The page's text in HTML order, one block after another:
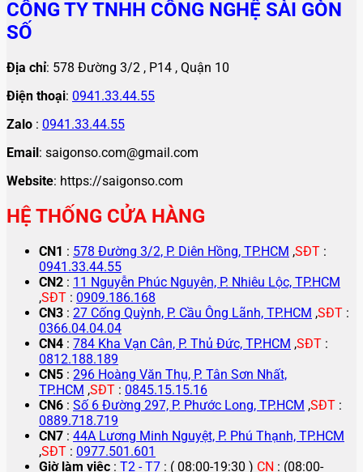
CÔNG TY TNHH CÔNG NGHỆ SÀI GÒN
SỐ
Địa chỉ: 578 Đường 3/2 , P14 , Quận 10
Điện thoại: 0941.33.44.55
Zalo : 0941.33.44.55
Email: saigonso.com@gmail.com
Website: https://saigonso.com
HỆ THỐNG CỬA HÀNG
CN1 : 578 Đường 3/2, P. Diên Hồng, TP.HCM ,SĐT :
0941.33.44.55
CN2 : 11 Nguyễn Phúc Nguyên, P. Nhiêu Lộc, TP.HCM
,SĐT : 0909.186.168
CN3 : 27 Cống Quỳnh, P. Cầu Ông Lãnh, TP.HCM ,SĐT :
0366.04.04.04
CN4 : 784 Kha Vạn Cân, P. Thủ Đức, TP.HCM ,SĐT :
0812.188.189
CN5 : 296 Hoàng Văn Thụ, P. Tân Sơn Nhất,
TP.HCM ,SĐT : 0845.15.15.16
CN6 : Số 6 Đường 297, P. Phước Long, TP.HCM ,SĐT :
0889.718.719
CN7 : 44A Lương Minh Nguyệt, P. Phú Thạnh, TP.HCM
,SĐT : 0977.501.601
Giờ làm việc : T2 - T7 : ( 08:00-19:30 ) CN : (08:00-